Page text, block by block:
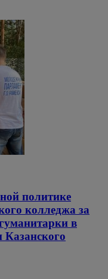
политике
колледжа за
в